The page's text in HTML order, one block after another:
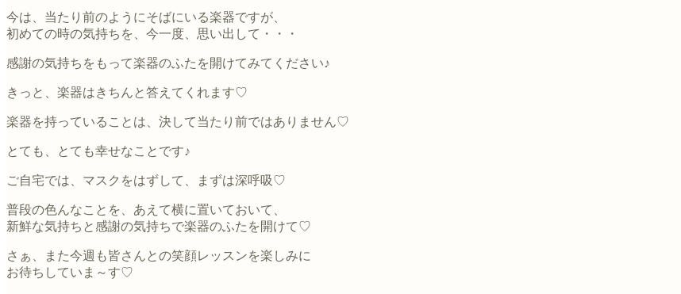
今は、当たり前のようにそばにいる楽器ですが、
初めての時の気持ちを、今一度、思い出して・・・
感謝の気持ちをもって楽器のふたを開けてみてください♪
きっと、楽器はきちんと答えてくれます♡
楽器を持っていることは、決して当たり前ではありません♡
とても、とても幸せなことです♪
ご自宅では、マスクをはずして、まずは深呼吸♡
普段の色んなことを、あえて横に置いておいて、
新鮮な気持ちと感謝の気持ちで楽器のふたを開けて♡
さぁ、また今週も皆さんとの笑顔レッスンを楽しみに
お待ちしていま～す♡